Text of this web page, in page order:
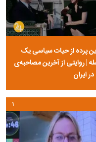
پرده از حیات سیاسی یک
| روایتی از آخرین مصاحبه‌ی
ایران
۱